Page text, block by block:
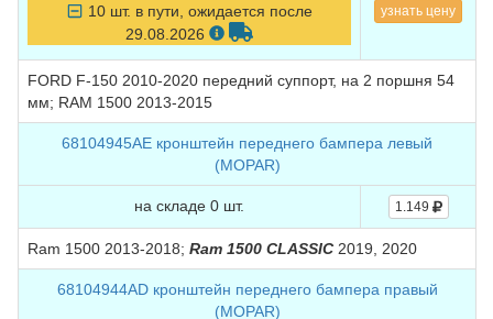
10 шт. в пути, ожидается после
29.08.2026
узнать цену
FORD F-150 2010-2020 передний суппорт, на 2 поршня 54
мм; RAM 1500 2013-2015
68104945AE кронштейн переднего бампера левый
(MOPAR)
на складе 0 шт. 1.149
Ram 1500 2013-2018; Ram 1500 CLASSIC 2019, 2020
68104944AD кронштейн переднего бампера правый
(MOPAR)